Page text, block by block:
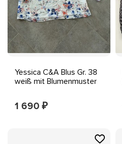
Yessica C&A Blus Gr. 38
weiß mit Blumenmuster
1 690 ₽